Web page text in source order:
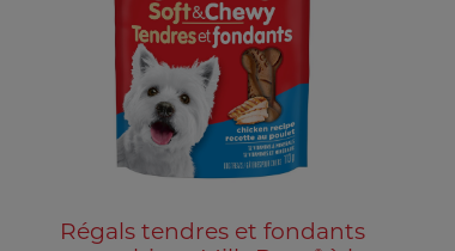
Régals tendres et fondants